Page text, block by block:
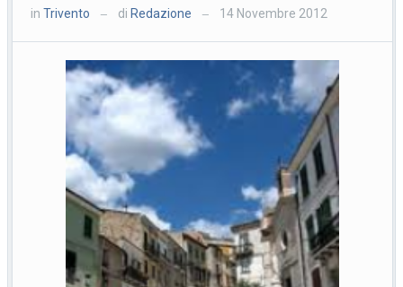
inTrivento — di Redazione — 14 Novembre 2012